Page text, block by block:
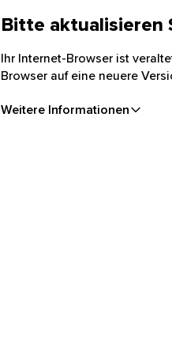
Bitte aktualisieren
Ihr Internet-Browser ist
Browser auf eine neuere
Weitere Informationen